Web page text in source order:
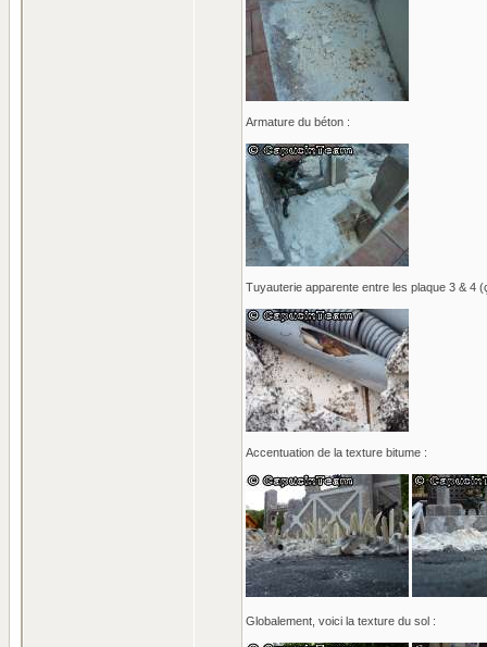
Armature du béton :
Tuyauterie apparente entre les plaque 3 & 4
Accentuation de la texture bitume :
Globalement, voici la texture du sol :